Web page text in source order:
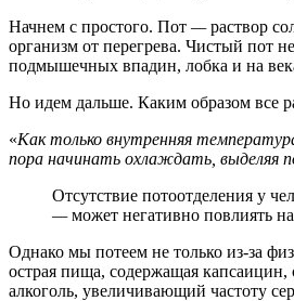
Начнем с простого. Пот —раствор
организм от перегрева. Чистый пот
подмышечных впадин, лобка и на
Но идем дальше. Каким образом все
«Как только внутренняя
пора начинать охлаждать, выделяя
Отсутствие потоотделения у
—может негативно повлиять на
Однако мы потеем не только из-за
острая пища, содержащая капсаицин,
алкоголь, увеличивающий частоту